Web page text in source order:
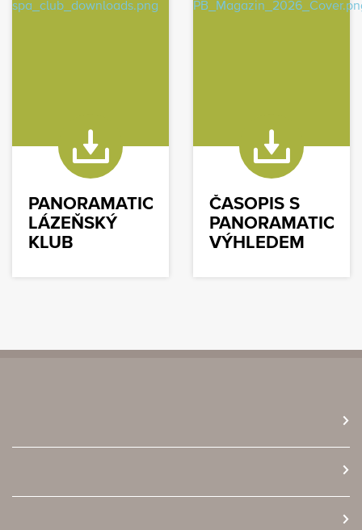
PANORAMATICKÝ
LÁZEŇSKÝ
KLUB
ČASOPIS S
VÝHLEDEM